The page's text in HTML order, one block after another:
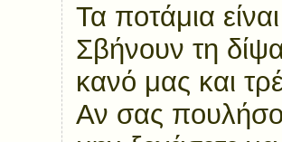
Τα ποτάμια
Σβήνουν τη
κανό μας και
Αν σας